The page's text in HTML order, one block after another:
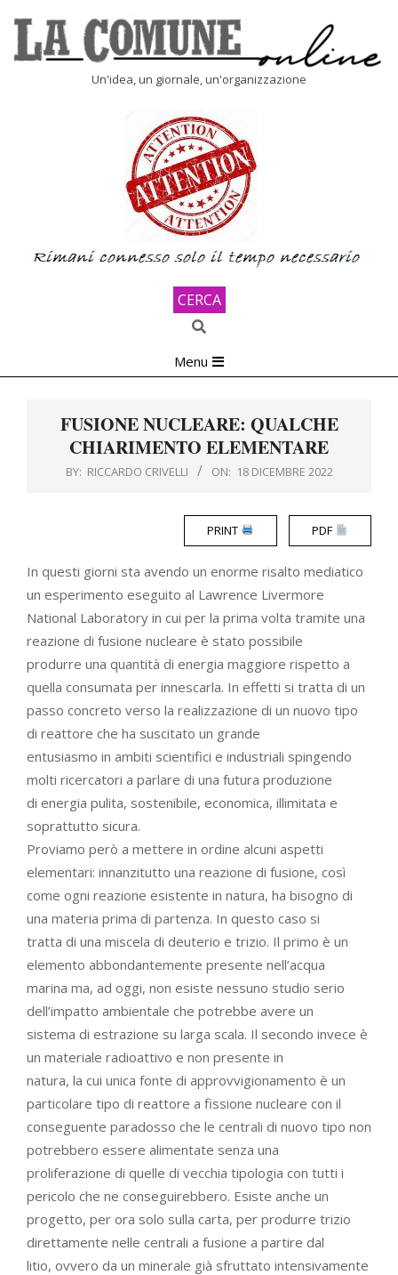
content
Un'idea, un giornale, un'organizzazione
CERCA
Search
Navigation
Menu
FUSIONE NUCLEARE: QUALCHE
CHIARIMENTO ELEMENTARE
BY: RICCARDO CRIVELLI ON: 18 DICEMBRE 2022
PRINT PDF
In questi giorni sta avendo un enorme risalto mediatico
un esperimento eseguito al Lawrence Livermore
National Laboratory in cui per la prima volta tramite una
reazione di fusione nucleare è stato possibile
produrre una quantità di energia maggiore rispetto a
quella consumata per innescarla. In effetti si tratta di un
passo concreto verso la realizzazione di un nuovo tipo
di reattore che ha suscitato un grande
entusiasmo in ambiti scientifici e industriali spingendo
molti ricercatori a parlare di una futura produzione
di energia pulita, sostenibile, economica, illimitata e
soprattutto sicura.
Proviamo però a mettere in ordine alcuni aspetti
elementari: innanzitutto una reazione di fusione, così
come ogni reazione esistente in natura, ha bisogno di
una materia prima di partenza. In questo caso si
tratta di una miscela di deuterio e trizio. Il primo è un
elemento abbondantemente presente nell’acqua
marina ma, ad oggi, non esiste nessuno studio serio
dell’impatto ambientale che potrebbe avere un
sistema di estrazione su larga scala. Il secondo invece è
un materiale radioattivo e non presente in
natura, la cui unica fonte di approvvigionamento è un
particolare tipo di reattore a fissione nucleare con il
conseguente paradosso che le centrali di nuovo tipo non
potrebbero essere alimentate senza una
proliferazione di quelle di vecchia tipologia con tutti i
pericolo che ne conseguirebbero. Esiste anche un
progetto, per ora solo sulla carta, per produrre trizio
direttamente nelle centrali a fusione a partire dal
litio, ovvero da un minerale già sfruttato intensivamente